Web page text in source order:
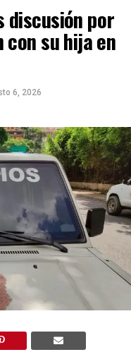
discusión por
su hija en
6, 2026